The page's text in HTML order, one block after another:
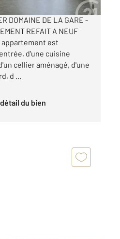
DOMAINE DE LA GARE -
REFAIT A NEUF
appartement est
d'une cuisine
cellier aménagé, d'une
d ...
détail du bien